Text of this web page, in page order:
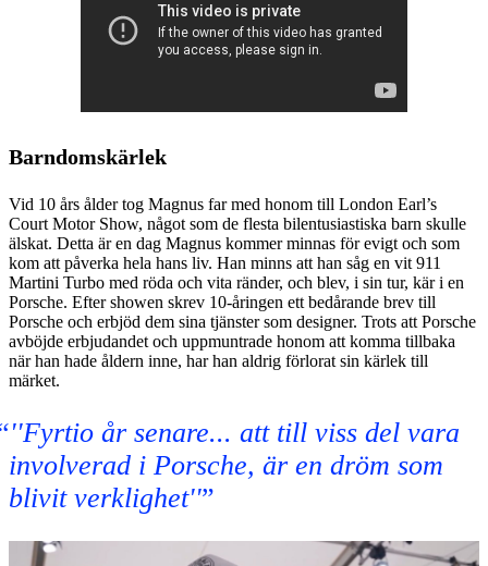
Barndomskärlek
Vid 10 års ålder tog Magnus far med honom till London Earl’s
Court Motor Show, något som de flesta bilentusiastiska barn skulle
älskat. Detta är en dag Magnus kommer minnas för evigt och som
kom att påverka hela hans liv. Han minns att han såg en vit 911
Martini Turbo med röda och vita ränder, och blev, i sin tur, kär i en
Porsche. Efter showen skrev 10-åringen ett bedårande brev till
Porsche och erbjöd dem sina tjänster som designer. Trots att Porsche
avböjde erbjudandet och uppmuntrade honom att komma tillbaka
när han hade åldern inne, har han aldrig förlorat sin kärlek till
märket.
''Fyrtio år senare... att till viss del vara
involverad i Porsche, är en dröm som
blivit verklighet''